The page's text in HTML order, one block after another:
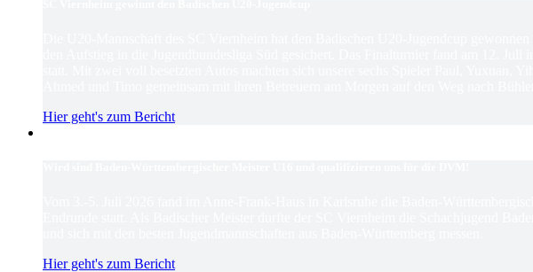
Hier geht's zum Bericht
Hier geht's zum Bericht